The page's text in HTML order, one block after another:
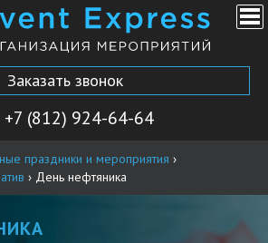
Заказать звонок
+7 (812) 924-64-64
праздники и мероприятия ›
› День нефтяника